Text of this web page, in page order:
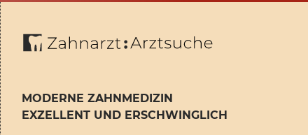
MODERNE ZAHNMEDIZIN
EXZELLENT UND ERSCHWINGLICH